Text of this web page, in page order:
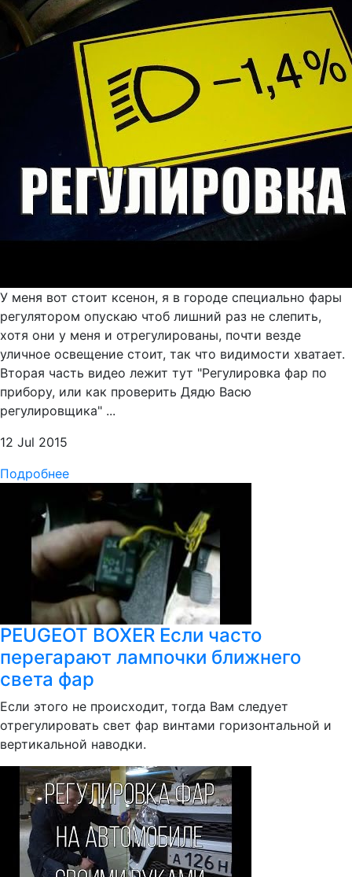
У меня вот стоит ксенон, я в городе специально фары
регулятором опускаю чтоб лишний раз не слепить,
хотя они у меня и отрегулированы, почти везде
уличное освещение стоит, так что видимости хватает.
Вторая часть видео лежит тут "Регулировка фар по
прибору, или как проверить Дядю Васю
регулировщика" ...
12 Jul 2015
Подробнее
PEUGEOT BOXER Если часто
перегарают лампочки ближнего
света фар
Если этого не происходит, тогда Вам следует
отрегулировать свет фар винтами горизонтальной и
вертикальной наводки.